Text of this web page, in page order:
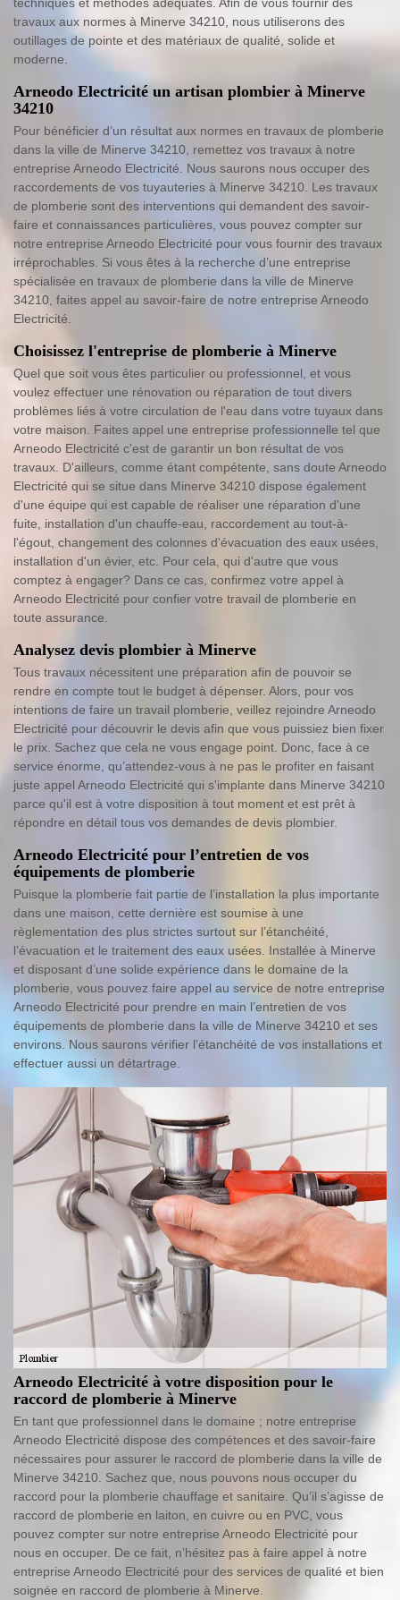
travaux aux normes à Minerve 34210, nous utiliserons des
outillages de pointe et des matériaux de qualité, solide et
moderne.
Arneodo Electricité un artisan plombier à Minerve
34210
Pour bénéficier d’un résultat aux normes en travaux de plomberie
dans la ville de Minerve 34210, remettez vos travaux à notre
entreprise Arneodo Electricité. Nous saurons nous occuper des
raccordements de vos tuyauteries à Minerve 34210. Les travaux
de plomberie sont des interventions qui demandent des savoir-
faire et connaissances particulières, vous pouvez compter sur
notre entreprise Arneodo Electricité pour vous fournir des travaux
irréprochables. Si vous êtes à la recherche d’une entreprise
spécialisée en travaux de plomberie dans la ville de Minerve
34210, faites appel au savoir-faire de notre entreprise Arneodo
Electricité.
Choisissez l'entreprise de plomberie à Minerve
Quel que soit vous êtes particulier ou professionnel, et vous
voulez effectuer une rénovation ou réparation de tout divers
problèmes liés à votre circulation de l'eau dans votre tuyaux dans
votre maison. Faites appel une entreprise professionnelle tel que
Arneodo Electricité c'est de garantir un bon résultat de vos
travaux. D'ailleurs, comme étant compétente, sans doute Arneodo
Electricité qui se situe dans Minerve 34210 dispose également
d'une équipe qui est capable de réaliser une réparation d'une
fuite, installation d'un chauffe-eau, raccordement au tout-à-
l'égout, changement des colonnes d'évacuation des eaux usées,
installation d'un évier, etc. Pour cela, qui d'autre que vous
comptez à engager? Dans ce cas, confirmez votre appel à
Arneodo Electricité pour confier votre travail de plomberie en
toute assurance.
Analysez devis plombier à Minerve
Tous travaux nécessitent une préparation afin de pouvoir se
rendre en compte tout le budget à dépenser. Alors, pour vos
intentions de faire un travail plomberie, veillez rejoindre Arneodo
Electricité pour découvrir le devis afin que vous puissiez bien fixer
le prix. Sachez que cela ne vous engage point. Donc, face à ce
service énorme, qu’attendez-vous à ne pas le profiter en faisant
juste appel Arneodo Electricité qui s'implante dans Minerve 34210
parce qu'il est à votre disposition à tout moment et est prêt à
répondre en détail tous vos demandes de devis plombier.
Arneodo Electricité pour l’entretien de vos
équipements de plomberie
Puisque la plomberie fait partie de l’installation la plus importante
dans une maison, cette dernière est soumise à une
règlementation des plus strictes surtout sur l’étanchéité,
l’évacuation et le traitement des eaux usées. Installée à Minerve
et disposant d’une solide expérience dans le domaine de la
plomberie, vous pouvez faire appel au service de notre entreprise
Arneodo Electricité pour prendre en main l’entretien de vos
équipements de plomberie dans la ville de Minerve 34210 et ses
environs. Nous saurons vérifier l’étanchéité de vos installations et
effectuer aussi un détartrage.
Arneodo Electricité à votre disposition pour le
raccord de plomberie à Minerve
En tant que professionnel dans le domaine ; notre entreprise
Arneodo Electricité dispose des compétences et des savoir-faire
nécessaires pour assurer le raccord de plomberie dans la ville de
Minerve 34210. Sachez que, nous pouvons nous occuper du
raccord pour la plomberie chauffage et sanitaire. Qu’il s’agisse de
raccord de plomberie en laiton, en cuivre ou en PVC, vous
pouvez compter sur notre entreprise Arneodo Electricité pour
nous en occuper. De ce fait, n’hésitez pas à faire appel à notre
entreprise Arneodo Electricité pour des services de qualité et bien
soignée en raccord de plomberie à Minerve.